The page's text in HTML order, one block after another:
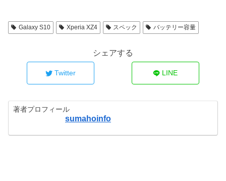
Galaxy S10 Xperia XZ4 スペック バッテリー容量
シェアする
Twitter LINE
著者プロフィール
sumahoinfo